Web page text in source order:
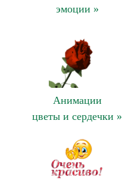
эмоции »
Анимации
цветы и сердечки »